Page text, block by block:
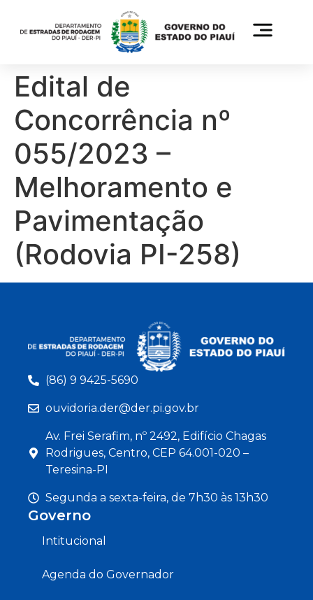
Edital de
Concorrência nº
055/2023 –
Melhoramento e
Pavimentação
(Rodovia PI-258)
(86) 9 9425-5690
ouvidoria.der@der.pi.gov.br
Av. Frei Serafim, nº 2492, Edifício Chagas
Rodrigues, Centro, CEP 64.001-020 –
Teresina-PI
Segunda a sexta-feira, de 7h30 às 13h30
Governo
Intitucional
Agenda do Governador